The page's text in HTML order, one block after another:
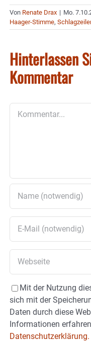
Von Renate Drax | Mo.
Haager-Stimme,
Hinterlassen
Kommentar
Mit der Nutzung
sich mit der
Daten durch diese
Informationen
Datenschutzerklärung.